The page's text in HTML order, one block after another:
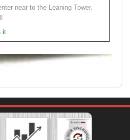
near to the Leaning Tower.